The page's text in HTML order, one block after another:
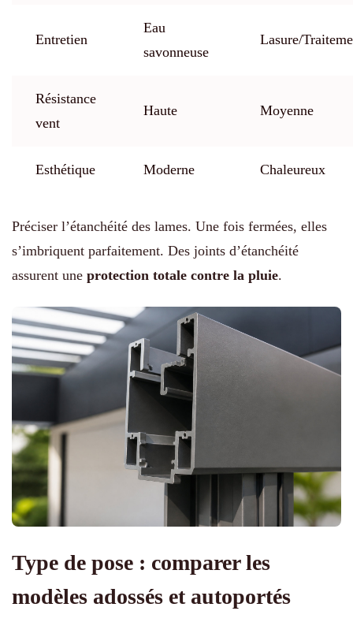
Entretien
Eau
savonneuse
Lasure/
Résistance
vent
Haute Moyenne
Esthétique Moderne Chaleureux
Préciser l’étanchéité des lames. Une fois fermées, elles
s’imbriquent parfaitement. Des joints d’étanchéité
assurent une protection totale contre la pluie.
Type de pose : comparer les
modèles adossés et autoportés